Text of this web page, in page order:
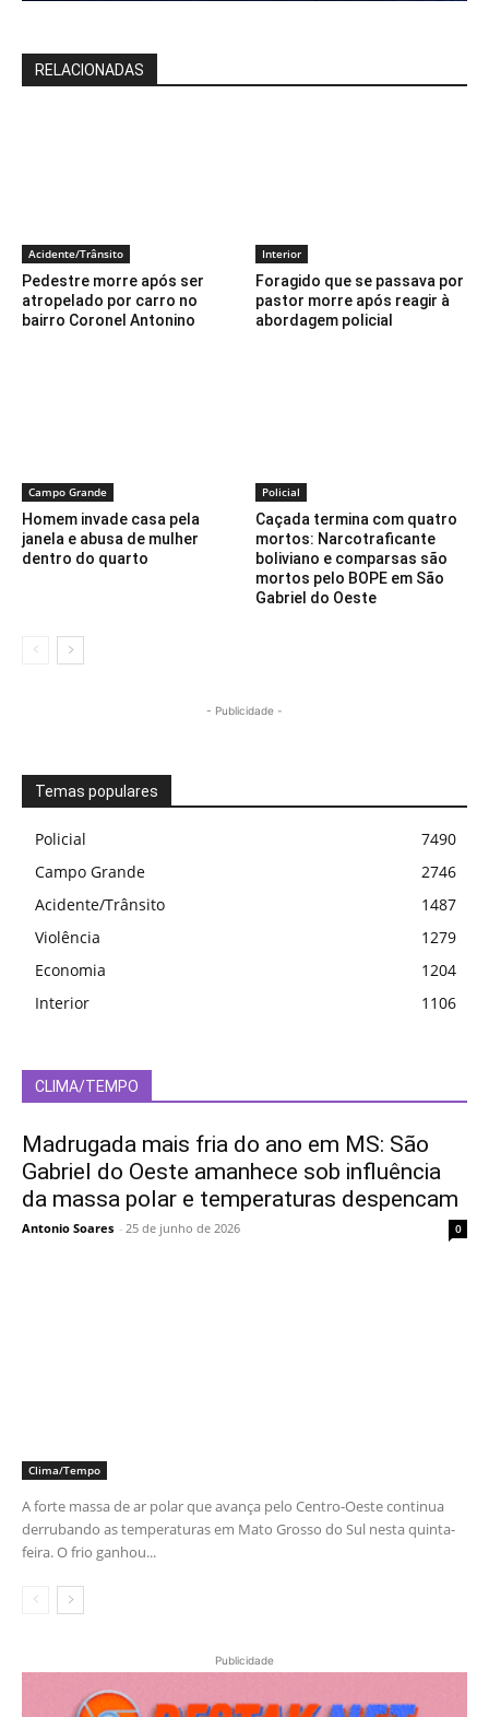
RELACIONADAS
Acidente/Trânsito
Pedestre morre após ser
atropelado por carro no
bairro Coronel Antonino
Interior
Foragido que se passava por
pastor morre após reagir à
abordagem policial
Campo Grande
Homem invade casa pela
janela e abusa de mulher
dentro do quarto
Policial
Caçada termina com quatro
mortos: Narcotraficante
boliviano e comparsas são
mortos pelo BOPE em São
Gabriel do Oeste
- Publicidade -
Temas populares
Policial
7490
Campo Grande
2746
Acidente/Trânsito
1487
Violência
1279
Economia
1204
Interior
1106
CLIMA/TEMPO
Madrugada mais fria do ano em MS: São
Gabriel do Oeste amanhece sob influência
da massa polar e temperaturas despencam
Antonio Soares - 25 de junho de 2026 0
Clima/Tempo
A forte massa de ar polar que avança pelo Centro-Oeste continua
derrubando as temperaturas em Mato Grosso do Sul nesta quinta-
feira. O frio ganhou...
Publicidade